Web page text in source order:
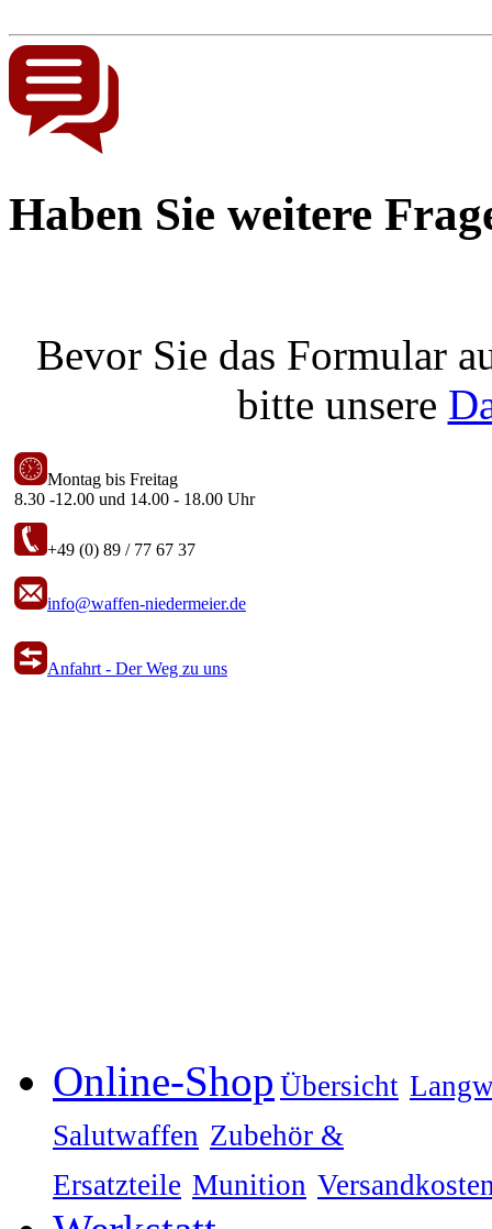
Haben Sie weitere
Bevor Sie das Formular
bitte unsere
Montag bis Freitag
8.30 -12.00 und 14.00 - 18.00 Uhr
+49 (0) 89 / 77 67 37
info@waffen-niedermeier.de
Anfahrt - Der Weg zu uns
Online-Shop Übersicht
Salutwaffen Zubehör &
Ersatzteile Munition